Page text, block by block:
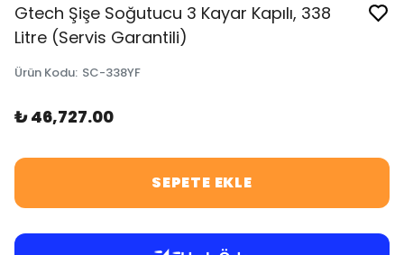
Gtech Şişe Soğutucu 3 Kayar Kapılı, 338
Litre (Servis Garantili)
Ürün Kodu: SC-338YF
₺ 46,727.00
SEPETE EKLE